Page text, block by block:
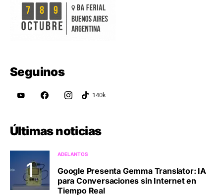
Seguinos
Últimas noticias
ADELANTOS
Google Presenta Gemma Translator: IA
para Conversaciones sin Internet en
Tiempo Real